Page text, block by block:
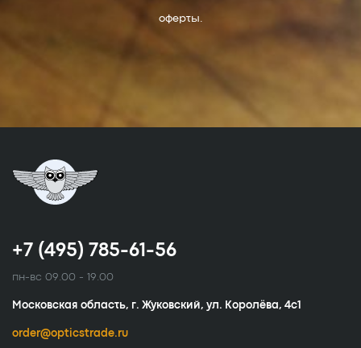
оферты.
+7 (495) 785-61-56
пн-вс 09.00 - 19.00
Московская область, г. Жуковский, ул. Королёва, 4с1
order@opticstrade.ru